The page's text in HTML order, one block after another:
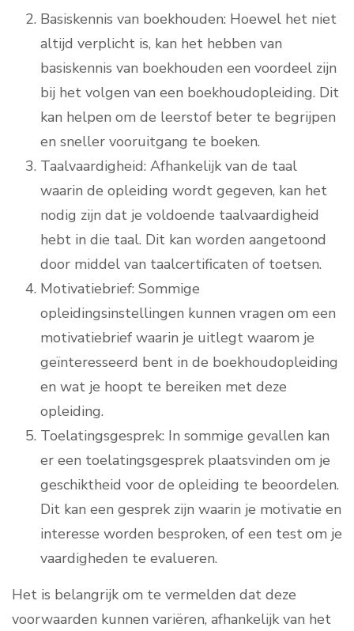
Basiskennis van boekhouden: Hoewel het niet
altijd verplicht is, kan het hebben van
basiskennis van boekhouden een voordeel zijn
bij het volgen van een boekhoudopleiding. Dit
kan helpen om de leerstof beter te begrijpen
en sneller vooruitgang te boeken.
Taalvaardigheid: Afhankelijk van de taal
waarin de opleiding wordt gegeven, kan het
nodig zijn dat je voldoende taalvaardigheid
hebt in die taal. Dit kan worden aangetoond
door middel van taalcertificaten of toetsen.
Motivatiebrief: Sommige
opleidingsinstellingen kunnen vragen om een
motivatiebrief waarin je uitlegt waarom je
geïnteresseerd bent in de boekhoudopleiding
en wat je hoopt te bereiken met deze
opleiding.
Toelatingsgesprek: In sommige gevallen kan
er een toelatingsgesprek plaatsvinden om je
geschiktheid voor de opleiding te beoordelen.
Dit kan een gesprek zijn waarin je motivatie en
interesse worden besproken, of een test om je
vaardigheden te evalueren.
Het is belangrijk om te vermelden dat deze
voorwaarden kunnen variëren, afhankelijk van het